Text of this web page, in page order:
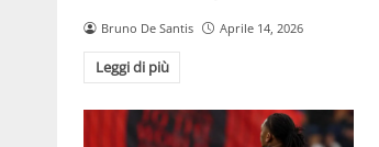
Bruno De Santis Aprile 14, 2026
Leggi di più